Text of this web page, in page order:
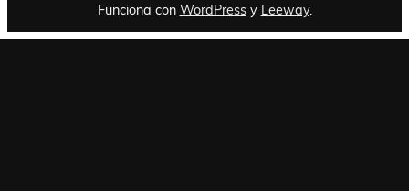
Funciona con WordPressy Leeway.